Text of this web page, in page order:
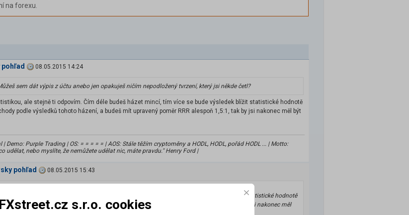
na forexu.
pohľad
08.05.2015 14:24
sem dát výpis z účtu anebo jen opakuješ ničím nepodložený tvrzení, který jsi někde četl?
ale stejně ti odpovím. Čím déle budeš házet mincí, tím více se bude výsledek blížit statistické hodnotě
podle výsledků tohoto házení, a budeš mít upravený poměr RRR alespoň 1,5:1, tak by jsi nakonec měl být
| Demo: Purple Trading | OS: = = = = = | AOS: Stále těžím cryptoměny a HODL, HODL, pořád HODL ... | Motto:
udělat, nebo myslíte, že nemůžete udělat nic, máte pravdu." Henry Ford |
pohľad
08.05.2015 15:43
ale stejně ti odpovím. Čím déle budeš házet mincí, tím více se bude výsledek blížit statistické hodnotě
podle výsledků tohoto házení, a budeš mít upravený poměr RRR alespoň 1,5:1, tak by jsi nakonec měl
FXstreet.cz s.r.o. cookies